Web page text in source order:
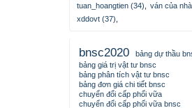
tuan_hoangtien (34)
ván của
xddovt (37)
bnsc2020
bảng dự thầu
bảng giá trị vật tư bnsc
bảng phân tích vật tư bnsc
bảng đơn giá chi tiết bnsc
chuyển đổi cấp phối vữa
chuyển đổi cấp phối vữa bnsc